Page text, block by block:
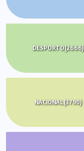
DESPORTO(2666)
NACIONAL(3790)